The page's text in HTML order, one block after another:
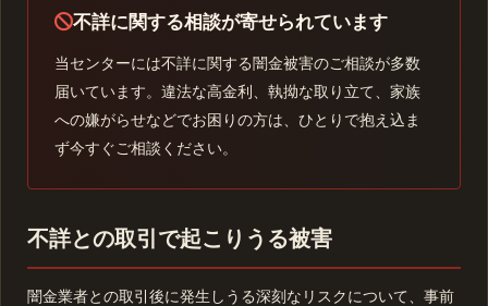
不詳に関する相談が寄せられています
当センターには不詳に関する闇金被害のご相談が多数
届いています。違法な高金利、執拗な取り立て、家族
への嫌がらせなどでお困りの方は、ひとりで抱え込ま
ず今すぐご相談ください。
不詳との取引で起こりうる被害
闇金業者との取引後に発生しうる深刻なリスクについて、事前